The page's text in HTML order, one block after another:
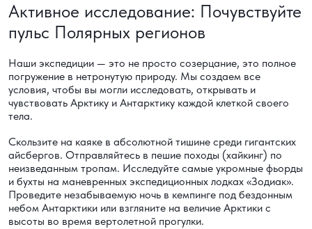
Активное исследование: Почувствуйте
пульс Полярных регионов
Наши экспедиции — это не просто созерцание, это полное
погружение в нетронутую природу. Мы создаем все
условия, чтобы вы могли исследовать, открывать и
чувствовать Арктику и Антарктику каждой клеткой своего
тела.
Скользите на каяке в абсолютной тишине среди гигантских
айсбергов. Отправляйтесь в пешие походы (хайкинг) по
неизведанным тропам. Исследуйте самые укромные фьорды
и бухты на маневренных экспедиционных лодках «Зодиак».
Проведите незабываемую ночь в кемпинге под бездонным
небом Антарктики или взгляните на величие Арктики с
высоты во время вертолетной прогулки.